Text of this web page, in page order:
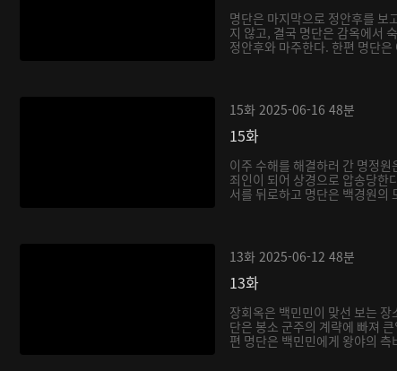
명단은 마지막으로 정안후를 보
지 않고, 결국 명단은 감옥에서
정안후와 마주한다. 한편 명단
15화 2025-06-16 48분
15화
이주 수해를 해결하러 간 명정
죄인이 되어 상경으로 압송당한
서를 뒤로하고 명단은 백경원의
13화 2025-06-12 48분
13화
장회옥은 백민민이 맞선 보는
단은 봉소 군주의 계략에 빠져
편 명단은 백민민에게 왕야의